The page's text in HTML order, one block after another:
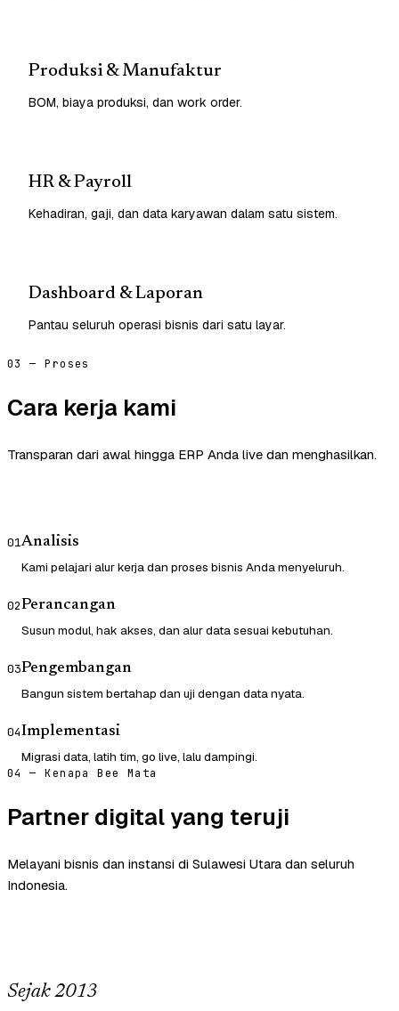
Produksi & Manufaktur
BOM, biaya produksi, dan work order.
HR & Payroll
Kehadiran, gaji, dan data karyawan dalam satu sistem.
Dashboard & Laporan
Pantau seluruh operasi bisnis dari satu layar.
03 — Proses
Cara kerja kami
Transparan dari awal hingga ERP Anda live dan menghasilkan.
01Analisis
Kami pelajari alur kerja dan proses bisnis Anda menyeluruh.
02Perancangan
Susun modul, hak akses, dan alur data sesuai kebutuhan.
03Pengembangan
Bangun sistem bertahap dan uji dengan data nyata.
04Implementasi
Migrasi data, latih tim, go live, lalu dampingi.
04 — Kenapa Bee Mata
Partner digital yang teruji
Melayani bisnis dan instansi di Sulawesi Utara dan seluruh
Indonesia.
Sejak 2013